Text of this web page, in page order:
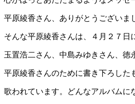
平原綾香さん、ありがとうございま
そんな平原綾香さんは、４月２７日
玉置浩二さん、中島みゆきさん、徳
平原綾香さんのために書き下ろした
歌われています。どんなアルバムに